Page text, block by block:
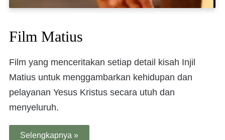
Film Matius
Film yang menceritakan setiap detail kisah Injil
Matius untuk menggambarkan kehidupan dan
pelayanan Yesus Kristus secara utuh dan
menyeluruh.
Selengkapnya »